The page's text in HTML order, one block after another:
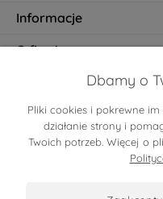
Informacje
O firmie
Certyfikaty
Dbamy o
Pliki cookies i pokrewne
działanie strony i
Twoich potrzeb. Więcej o